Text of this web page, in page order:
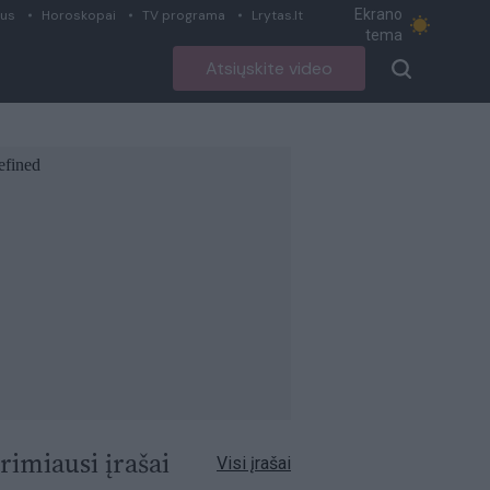
Horoskopai TV programa Lrytas.lt
Ekrano
tema
Atsiųskite video
įrašai Visi įrašai